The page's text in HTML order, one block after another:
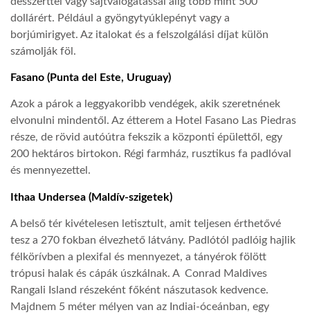
dollárért. Például a gyöngytyúklepényt vagy a
borjúmirigyet. Az italokat és a felszolgálási díjat külön
számolják föl.
Fasano (Punta del Este, Uruguay)
Azok a párok a leggyakoribb vendégek, akik szeretnének
elvonulni mindentől. Az étterem a Hotel Fasano Las Piedras
része, de rövid autóútra fekszik a központi épülettől, egy
200 hektáros birtokon. Régi farmház, rusztikus fa padlóval
és mennyezettel.
Ithaa Undersea (Maldív-szigetek)
A belső tér kivételesen letisztult, amit teljesen érthetővé
tesz a 270 fokban élvezhető látvány. Padlótól padlóig hajlik
félkörívben a plexifal és mennyezet, a tányérok fölött
trópusi halak és cápák úszkálnak. A Conrad Maldives
Rangali Island részeként főként nászutasok kedvence.
Majdnem 5 méter mélyen van az Indiai-óceánban, egy